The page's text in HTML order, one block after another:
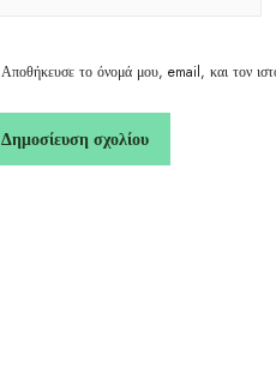
Αποθήκευσε το όνομά μου, email, και τον